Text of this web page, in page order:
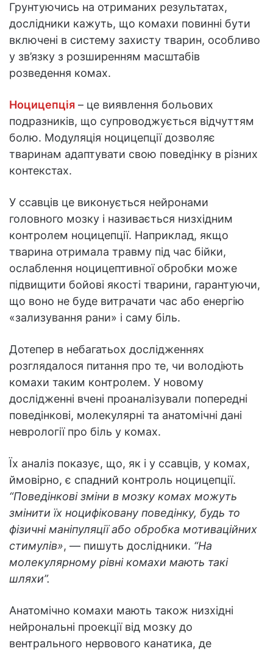
Грунтуючись на отриманих результатах,
дослідники кажуть, що комахи повинні бути
включені в систему захисту тварин, особливо
у зв’язку з розширенням масштабів
розведення комах.
Ноцицепція – це виявлення больових
подразників, що супроводжується відчуттям
болю. Модуляція ноцицепції дозволяє
тваринам адаптувати свою поведінку в різних
контекстах.
У ссавців це виконується нейронами
головного мозку і називається низхідним
контролем ноцицепції. Наприклад, якщо
тварина отримала травму під час бійки,
ослаблення ноцицептивної обробки може
підвищити бойові якості тварини, гарантуючи,
що воно не буде витрачати час або енергію
«зализування рани» і саму біль.
Дотепер в небагатьох дослідженнях
розглядалося питання про те, чи володіють
комахи таким контролем. У новому
дослідженні вчені проаналізували попередні
поведінкові, молекулярні та анатомічні дані
неврології про біль у комах.
Їх аналіз показує, що, як і у ссавців, у комах,
ймовірно, є спадний контроль ноцицепції.
“Поведінкові зміни в мозку комах можуть
змінити їх ноцифіковану поведінку, будь то
фізичні маніпуляції або обробка мотиваційних
стимулів», — пишуть дослідники. “На
молекулярному рівні комахи мають такі
шляхи”.
Анатомічно комахи мають також низхідні
нейрональні проекції від мозку до
вентрального нервового канатика, де